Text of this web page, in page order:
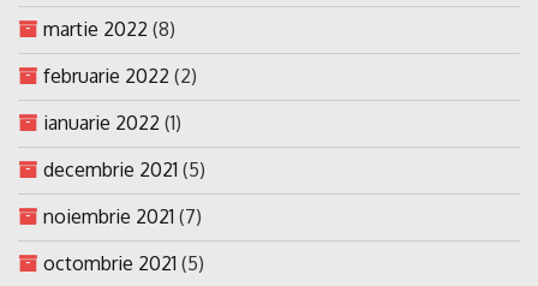
martie 2022 (8)
februarie 2022 (2)
ianuarie 2022 (1)
decembrie 2021 (5)
noiembrie 2021 (7)
octombrie 2021 (5)